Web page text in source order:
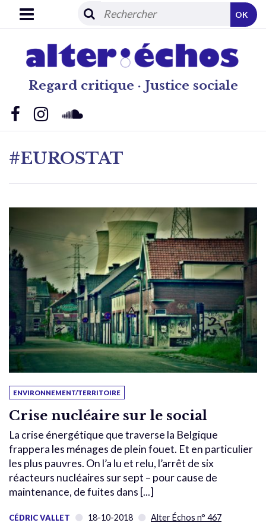
Regard critique · Justice sociale
OK
#EUROSTAT
ENVIRONNEMENT/TERRITOIRE
Crise nucléaire sur le social
La crise énergétique que traverse la Belgique
frappera les ménages de plein fouet. Et en particulier
les plus pauvres. On l’a lu et relu, l’arrêt de six
réacteurs nucléaires sur sept – pour cause de
maintenance, de fuites dans [...]
CÉDRIC VALLET 18-10-2018 Alter Échos n° 467